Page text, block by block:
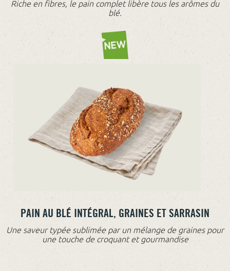
Riche en fibres, le pain complet libère tous les arômes du
blé.
PAIN AU BLÉ INTÉGRAL, GRAINES ET SARRASIN
Une saveur typée sublimée par un mélange de graines pour
une touche de croquant et gourmandise